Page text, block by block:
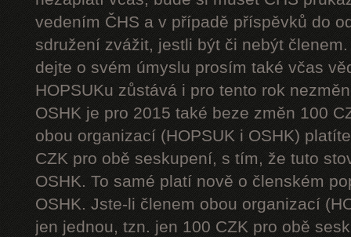
vedením ČHS a v případě příspěvků do
sdružení zvážit, jestli být či nebýt
dejte o svém úmyslu prosím také včas
HOPSUKu zůstává i pro tento rok
OSHK je pro 2015 také beze změn 100
obou organizací (HOPSUK i OSHK)
CZK pro obě seskupení, s tím, že tuto
OSHK. To samé platí nově o členském
OSHK. Jste-li členem obou organizací
jen jednou, tzn. jen 100 CZK pro obě